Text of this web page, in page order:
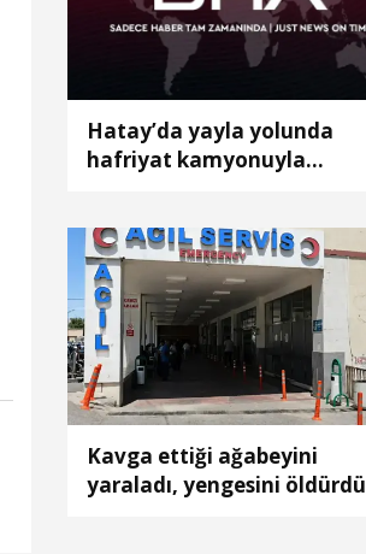
Hatay’da yayla yolunda
hafriyat kamyonuyla
Kavga ettiği ağabeyini
yaraladı, yengesini öldürdü